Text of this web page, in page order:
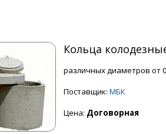
Кольца
различных диаметров от
Поставщик: МБК
Цена: Договорная